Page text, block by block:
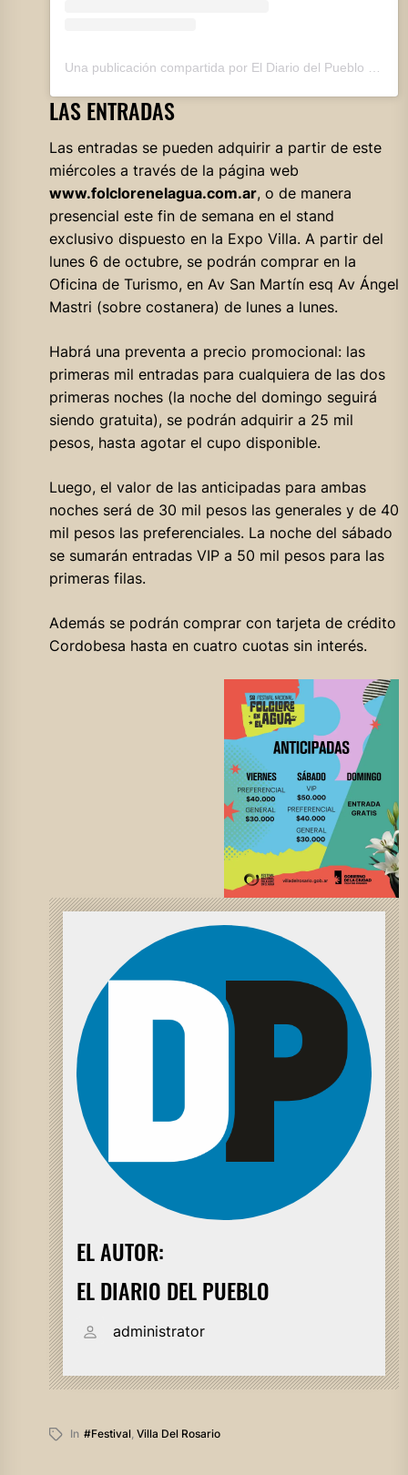
LAS ENTRADAS
Las entradas se pueden adquirir a partir de este
miércoles a través de la página web
www.folclorenelagua.com.ar, o de manera
presencial este fin de semana en el stand
exclusivo dispuesto en la Expo Villa. A partir del
lunes 6 de octubre, se podrán comprar en la
Oficina de Turismo, en Av San Martín esq Av Ángel
Mastri (sobre costanera) de lunes a lunes.
Habrá una preventa a precio promocional: las
primeras mil entradas para cualquiera de las dos
primeras noches (la noche del domingo seguirá
siendo gratuita), se podrán adquirir a 25 mil
pesos, hasta agotar el cupo disponible.
Luego, el valor de las anticipadas para ambas
noches será de 30 mil pesos las generales y de 40
mil pesos las preferenciales. La noche del sábado
se sumarán entradas VIP a 50 mil pesos para las
primeras filas.
Además se podrán comprar con tarjeta de crédito
Cordobesa hasta en cuatro cuotas sin interés.
EL AUTOR:
EL DIARIO DEL PUEBLO
administrator
In #festival, Villa Del Rosario